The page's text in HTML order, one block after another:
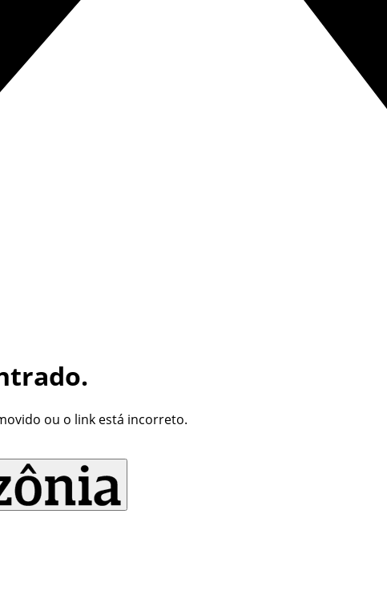
ou o link está incorreto.